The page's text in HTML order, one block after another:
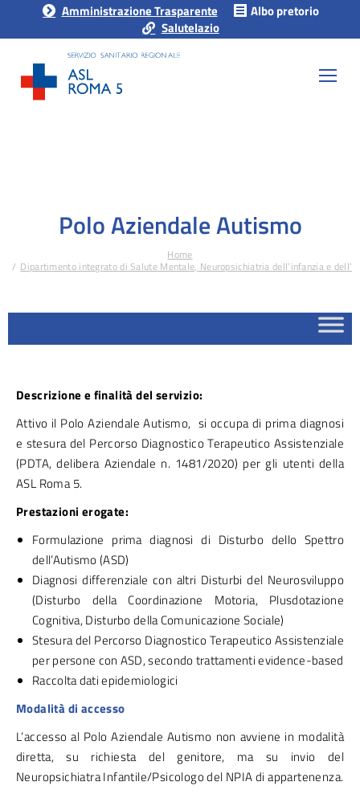
Amministrazione Trasparente
Albo pretorio
Salutelazio
Polo Aziendale Autismo
Home
Dipartimento integrato di Salute Mentale, Neuropsichiatria dell’infanzia e
Descrizione e finalità del servizio:
Attivo il Polo Aziendale Autismo, si occupa di prima diagnosi
e stesura del Percorso Diagnostico Terapeutico Assistenziale
(PDTA, delibera Aziendale n. 1481/2020) per gli utenti della
ASL Roma 5.
Prestazioni erogate:
Formulazione prima diagnosi di Disturbo dello Spettro
dell’Autismo (ASD)
Diagnosi differenziale con altri Disturbi del Neurosviluppo
(Disturbo della Coordinazione Motoria, Plusdotazione
Cognitiva, Disturbo della Comunicazione Sociale)
Stesura del Percorso Diagnostico Terapeutico Assistenziale
per persone con ASD, secondo trattamenti evidence-based
Raccolta dati epidemiologici
Modalità di accesso
L’accesso al Polo Aziendale Autismo non avviene in modalità
diretta, su richiesta del genitore, ma su invio del
Neuropsichiatra Infantile/Psicologo del NPIA di appartenenza.